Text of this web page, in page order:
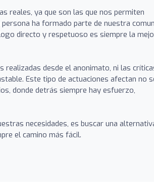
reales, ya que son las que nos permiten
ha formado parte de nuestra
directo y respetuoso es siempre la
desde el anonimato, ni las
Este tipo de actuaciones afectan no
donde detrás siempre hay esfuerzo,
necesidades, es buscar una
el camino más fácil.